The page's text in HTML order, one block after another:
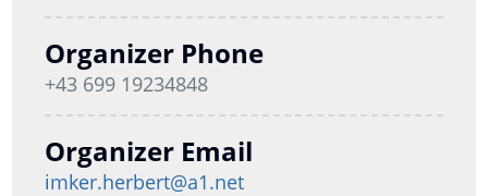
Organizer Phone
+43 699 19234848
Organizer Email
imker.herbert@a1.net